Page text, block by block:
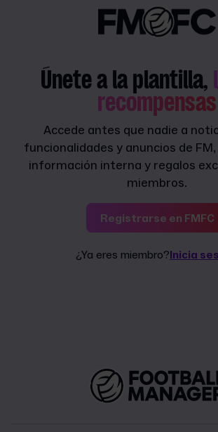
Únete a la plantilla,
recompensas
Accede antes que nadie a
funcionalidades y anuncios de
información interna y regalos
miembros.
Registrarse en FMFC
¿Ya eres miembro?Inicia